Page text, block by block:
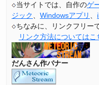
当サイトでは、自作のゲ
ジック
Windowsアプリ
ちなみに、リンクフリー
リンク方法についてはこ
だんさん作バナー